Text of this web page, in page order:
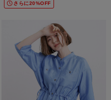
さらに20%OFF